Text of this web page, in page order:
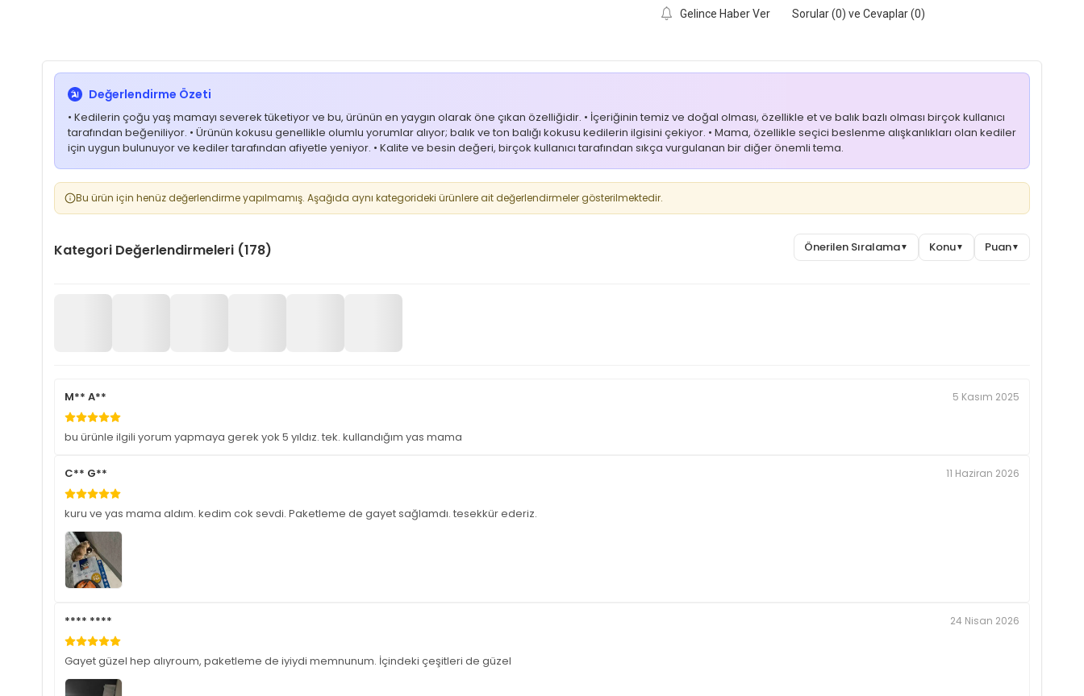
Gelince Haber Ver Sorular (0) ve Cevaplar (0)
Değerlendirme Özeti
• Kedilerin çoğu yaş mamayı severek tüketiyor ve bu, ürünün en yaygın olarak öne çıkan özelliğidir. • İçeriğinin temiz ve doğal olması, özellikle et ve balık bazlı olması birçok kullanıcı
tarafından beğeniliyor. • Ürünün kokusu genellikle olumlu yorumlar alıyor; balık ve ton balığı kokusu kedilerin ilgisini çekiyor. • Mama, özellikle seçici beslenme alışkanlıkları olan kediler
için uygun bulunuyor ve kediler tarafından afiyetle yeniyor. • Kalite ve besin değeri, birçok kullanıcı tarafından sıkça vurgulanan bir diğer önemli tema.
Bu ürün için henüz değerlendirme yapılmamış. Aşağıda aynı kategorideki ürünlere ait değerlendirmeler gösterilmektedir.
Kategori Değerlendirmeleri (178) Önerilen Sıralama▼ Konu▼ Puan▼
M** A** 5 Kasım 2025
bu ürünle ilgili yorum yapmaya gerek yok 5 yıldız. tek. kullandığım yas mama
C** G** 11 Haziran 2026
kuru ve yas mama aldım. kedim cok sevdi. Paketleme de gayet sağlamdı. tesekkür ederiz.
**** **** 24 Nisan 2026
Gayet güzel hep alıyroum, paketleme de iyiydi memnunum. İçindeki çeşitleri de güzel